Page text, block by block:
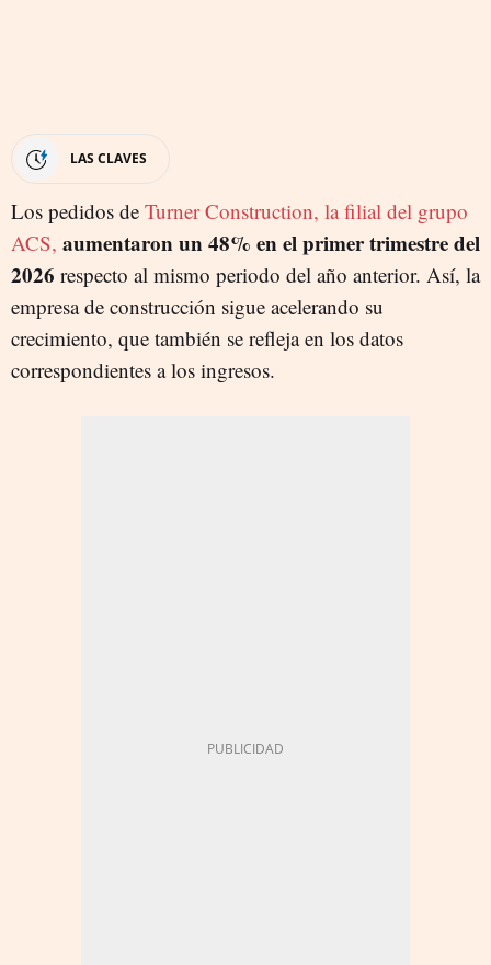
LAS CLAVES
Los pedidos de Turner Construction, la filial del grupo
ACS, aumentaron un 48% en el primer trimestre del
2026 respecto al mismo periodo del año anterior. Así, la
empresa de construcción sigue acelerando su
crecimiento, que también se refleja en los datos
correspondientes a los ingresos.